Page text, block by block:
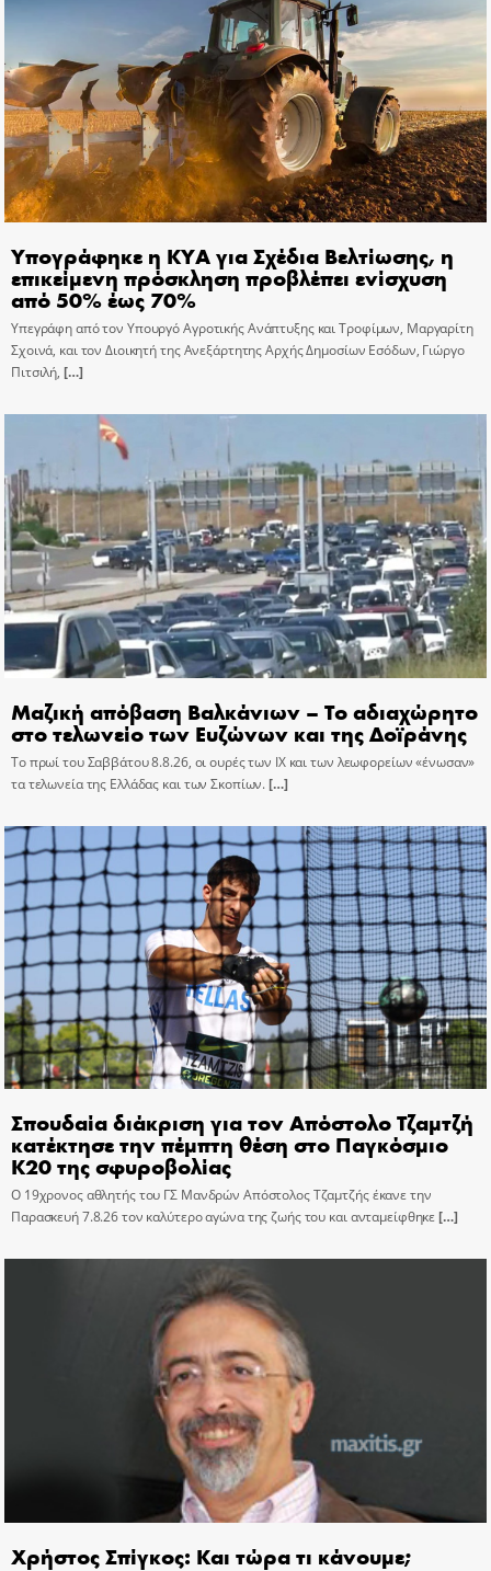
Υπογράφηκε η ΚΥΑ για Σχέδια Βελτίωσης, η
επικείμενη πρόσκληση προβλέπει ενίσχυση
από 50% έως 70%
Υπεγράφη από τον Υπουργό Αγροτικής Ανάπτυξης και Τροφίμων, Μαργαρίτη
Σχοινά, και τον Διοικητή της Ανεξάρτητης Αρχής Δημοσίων Εσόδων, Γιώργο
Πιτσιλή, […]
Μαζική απόβαση Βαλκάνιων – Το αδιαχώρητο
στο τελωνείο των Ευζώνων και της Δοϊράνης
Το πρωί του Σαββάτου 8.8.26, οι ουρές των ΙΧ και των λεωφορείων «ένωσαν»
τα τελωνεία της Ελλάδας και των Σκοπίων.[…]
Σπουδαία διάκριση για τον Απόστολο Τζαμτζή
κατέκτησε την πέμπτη θέση στο Παγκόσμιο
Κ20 της σφυροβολίας
Ο 19χρονος αθλητής του ΓΣ Μανδρών Απόστολος Τζαμτζής έκανε την
Παρασκευή 7.8.26 τον καλύτερο αγώνα της ζωής του και ανταμείφθηκε[…]
Χρήστος Σπίγκος: Και τώρα τι κάνουμε;